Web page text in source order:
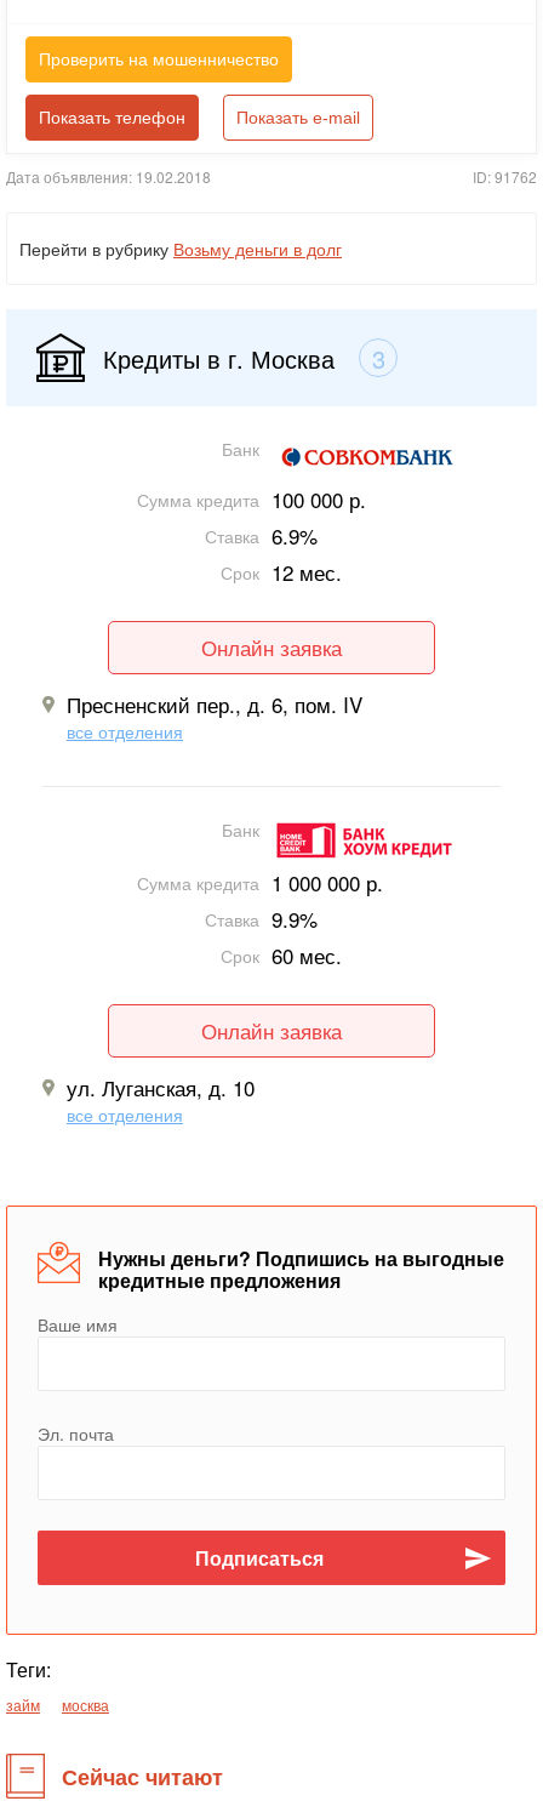
Проверить на мошенничество
Показать телефон Показать e-mail
Дата объявления: 19.02.2018 ID: 91762
Перейти в рубрику Возьму деньги в долг
Кредиты в г. Москва 3
Банк
Сумма кредита 100 000 р.
Ставка 6.9%
Срок 12 мес.
Онлайн заявка
Пресненский пер., д. 6, пом. IV
все отделения
Банк
Сумма кредита 1 000 000 р.
Ставка 9.9%
Срок 60 мес.
Онлайн заявка
ул. Луганская, д. 10
все отделения
Нужны деньги? Подпишись на выгодные
кредитные предложения
Ваше имя
Эл. почта
Теги:
займ москва
Сейчас читают